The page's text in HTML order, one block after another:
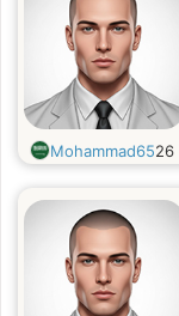
Mohammad6526